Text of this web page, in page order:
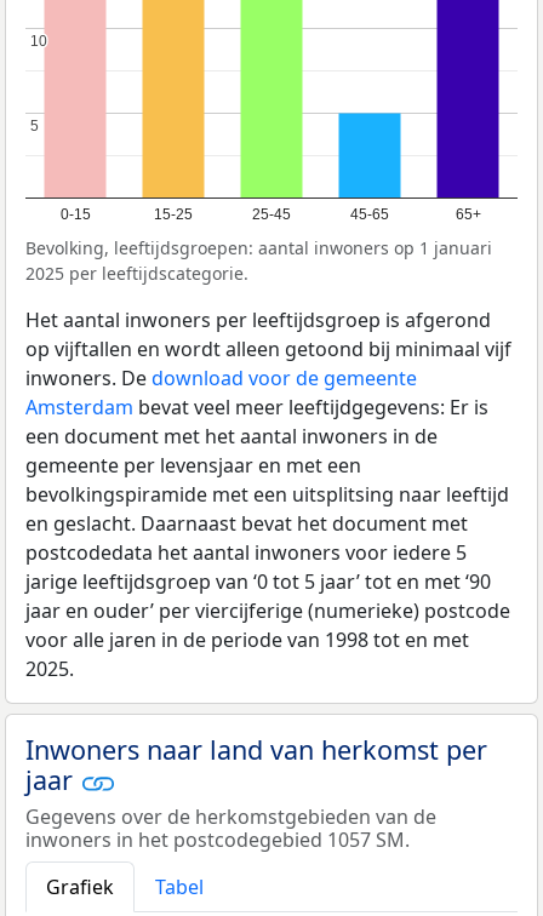
0-15 15-25 25-45 45-65 65+
5
5
10
10
Bevolking, leeftijdsgroepen: aantal inwoners op 1 januari
2025 per leeftijdscategorie.
Het aantal inwoners per leeftijdsgroep is afgerond
op vijftallen en wordt alleen getoond bij minimaal vijf
inwoners. Dedownload voor de gemeente
Amsterdam bevat veel meer leeftijdgegevens: Er is
een document met het aantal inwoners in de
gemeente per levensjaar en met een
bevolkingspiramide met een uitsplitsing naar leeftijd
en geslacht. Daarnaast bevat het document met
postcodedata het aantal inwoners voor iedere 5
jarige leeftijdsgroep van ‘0 tot 5 jaar’ tot en met ‘90
jaar en ouder’ per viercijferige (numerieke) postcode
voor alle jaren in de periode van 1998 tot en met
2025.
Inwoners naar land van herkomst per
jaar
Gegevens over de herkomstgebieden van de
inwoners in het postcodegebied 1057 SM.
Grafiek
Tabel